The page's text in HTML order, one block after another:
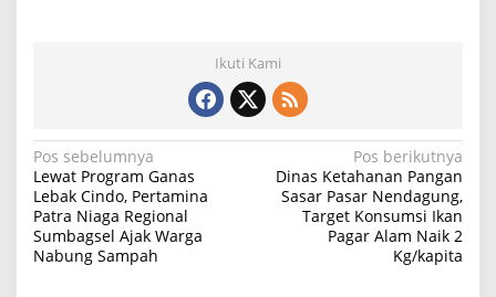
Ikuti Kami
N
a
v
i
Pos sebelumnya
Lewat Program Ganas
Lebak Cindo, Pertamina
Patra Niaga Regional
Sumbagsel Ajak Warga
Nabung Sampah
Pos berikutnya
Dinas Ketahanan Pangan
Sasar Pasar Nendagung,
Target Konsumsi Ikan
Pagar Alam Naik 2
Kg/kapita